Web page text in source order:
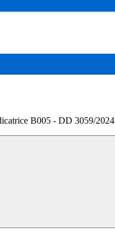
B005 - DD 3059/2024